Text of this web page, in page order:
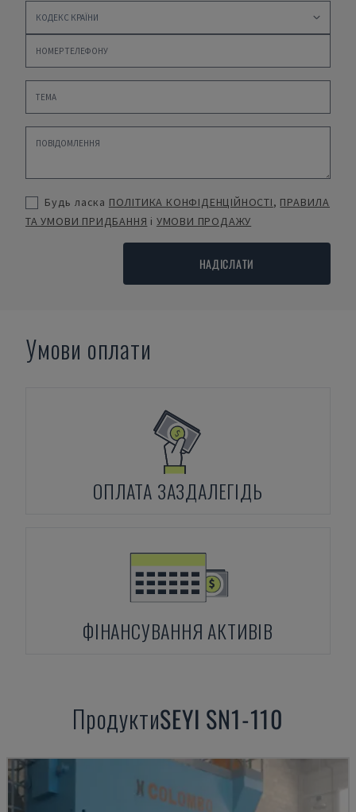
Будь ласка ПОЛІТИКА КОНФІДЕНЦІЙНОСТІ, ПРАВИЛА
ТА УМОВИ ПРИДБАННЯ і УМОВИ ПРОДАЖУ
НАДІСЛАТИ
Умови оплати
ОПЛАТА ЗАЗДАЛЕГІДЬ
ФІНАНСУВАННЯ АКТИВІВ
ПродуктиSEYI SN1-110